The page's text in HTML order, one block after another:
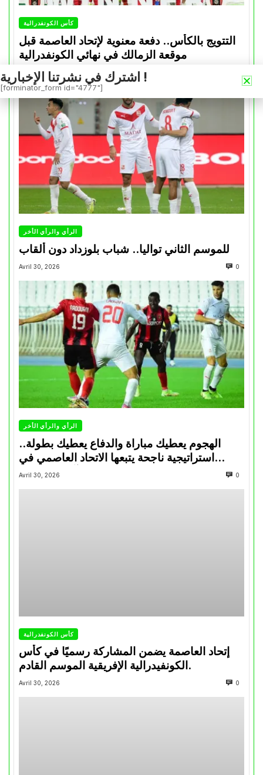
كأس الكونفدرالية
التتويج بالكأس.. دفعة معنوية لإتحاد العاصمة قبل
موقعة الزمالك في نهائي الكونفدرالية
Avril 30, 2026
الرأي والرأي الأخر
للموسم الثاني تواليا.. شباب بلوزداد دون ألقاب
Avril 30, 2026 0
الرأي والرأي الأخر
الهجوم يعطيك مباراة والدفاع يعطيك بطولة..
استراتيجية ناجحة يتبعها الاتحاد العاصمي في
تتويجاته آخر السنوات
Avril 30, 2026 0
كأس الكونفدرالية
إتحاد العاصمة يضمن المشاركة رسميًا في كأس
الكونفيدرالية الإفريقية الموسم القادم.
Avril 30, 2026 0
اشترك في نشرتنا الإخبارية !
[forminator_form id="4777"]